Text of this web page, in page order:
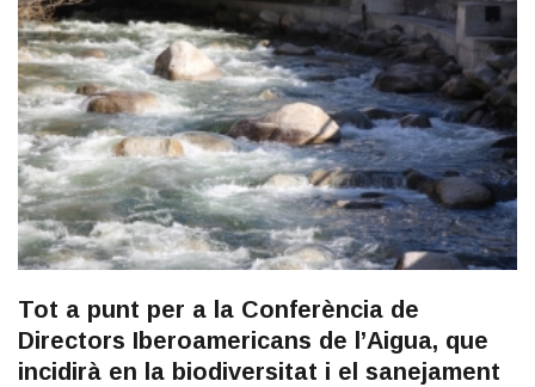
Tot a punt per a la Conferència de
Directors Iberoamericans de l’Aigua, que
incidirà en la biodiversitat i el sanejament